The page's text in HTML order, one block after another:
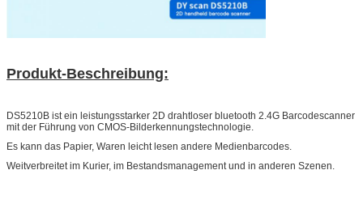
Produkt-Beschreibung:
DS5210B ist ein leistungsstarker 2D drahtloser bluetooth 2.4G Barcodescanner
mit der Führung von CMOS-Bilderkennungstechnologie.
Es kann das Papier, Waren leicht lesen andere Medienbarcodes.
Weitverbreitet im Kurier, im Bestandsmanagement und in anderen Szenen.